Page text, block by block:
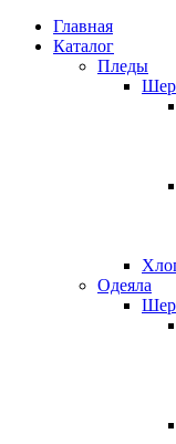
Главная
Каталог
Пледы
Одеяла